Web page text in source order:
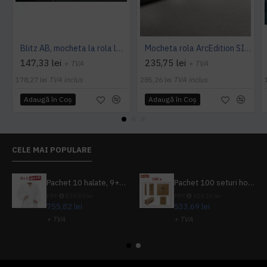
Blitz AB, mocheta la rola latime 4 m, Balta Industries
147,33 lei + TVA
178,27 lei TVA inclus
Adaugă în Coş
Mocheta rola ArcEdition SIRIOUS AB
235,75 lei + TVA
285,26 lei TVA inclus
Adaugă în Coş
CELE MAI POPULARE
Pachet 10 halate, 9+1 gratuit
755,82 lei
+ TVA
Pachet 100 seturi hoteliere, set dentar, set barbierit, casca de dus, pila unghii, set cusut
533,69 lei
+ TVA